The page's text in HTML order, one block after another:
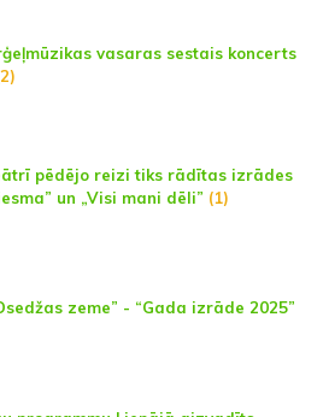
vasaras sestais koncerts
pēdējo reizi tiks rādītas izrādes
un „Visi mani dēli” (1)
zeme” - “Gada izrāde 2025”